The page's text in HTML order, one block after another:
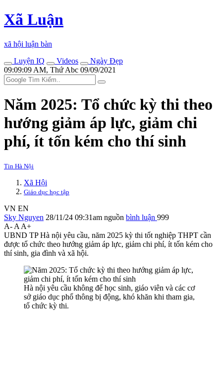
Xã Luận
xã hội luận bàn
Luyện IQ
Videos
Ngày Đẹp
09:09:09 AM, Thứ Abc 09/09/2021
Năm 2025: Tổ chức kỳ thi theo
hướng giảm áp lực, giảm chi
phí, ít tốn kém cho thí sinh
Tin Hà Nội
Xã Hội
Giáo dục học tập
VN EN
Sky Nguyen 28/11/24 09:31am nguồn bình luận 999
A- A A+
UBND TP Hà nội yêu cầu, năm 2025 kỳ thi tốt nghiệp THPT cần
được tổ chức theo hướng giảm áp lực, giảm chi phí, ít tốn kém cho
thí sinh, gia đình và xã hội.
Hà nội yêu cầu không để học sinh, giáo viên và các cơ
sở giáo dục phổ thông bị động, khó khăn khi tham gia,
tổ chức kỳ thi.